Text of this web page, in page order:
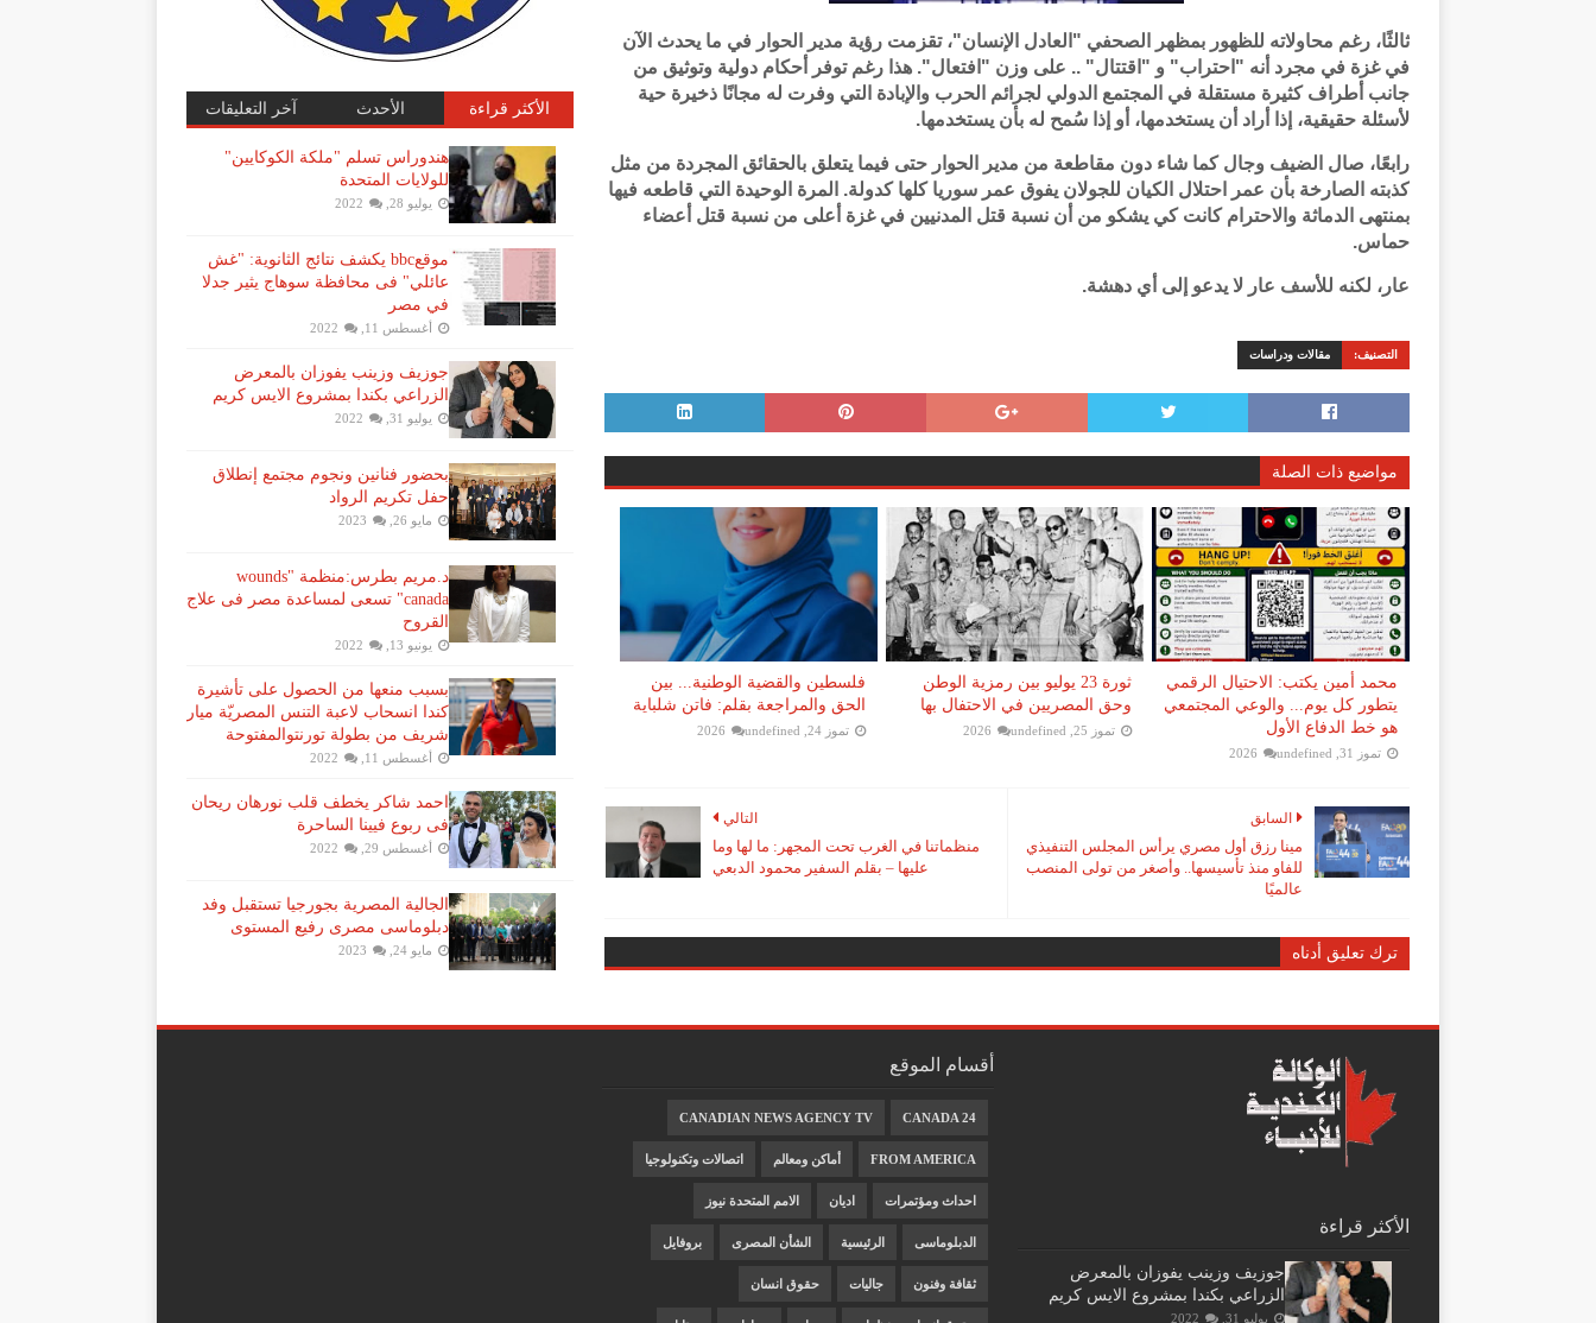
ثالثًا، رغم محاولاته للظهور بمظهر الصحفي "العادل الإنسان"، تقزمت رؤية مدير الحوار في ما يحدث الآن
في غزة في مجرد أنه "احتراب" و "اقتتال" .. على وزن "افتعال". هذا رغم توفر أحكام دولية وتوثيق من
جانب أطراف كثيرة مستقلة في المجتمع الدولي لجرائم الحرب والإبادة التي وفرت له مجانًا ذخيرة حية
لأسئلة حقيقية، إذا أراد أن يستخدمها، أو إذا سُمح له بأن يستخدمها.
رابعًا، صال الضيف وجال كما شاء دون مقاطعة من مدير الحوار حتى فيما يتعلق بالحقائق المجردة من مثل
كذبته الصارخة بأن عمر احتلال الكيان للجولان يفوق عمر سوريا كلها كدولة. المرة الوحيدة التي قاطعه فيها
بمنتهى الدماثة والاحترام كانت كي يشكو من أن نسبة قتل المدنيين في غزة أعلى من نسبة قتل أعضاء
حماس.
عار، لكنه للأسف عار لا يدعو إلى أي دهشة.
التصنيف: مقالات ودراسات
مواضيع ذات الصلة
محمد أمين يكتب: الاحتيال الرقمي
يتطور كل يوم... والوعي المجتمعي
هو خط الدفاع الأول
تموز 31, 2026 undefined
ثورة 23 يوليو بين رمزية الوطن
وحق المصريين في الاحتفال بها
تموز 25, 2026 undefined
فلسطين والقضية الوطنية... بين
الحق والمراجعة بقلم: فاتن شلباية
تموز 24, 2026 undefined
التالي
منظماتنا في الغرب تحت المجهر: ما لها وما
عليها – بقلم السفير محمود الدبعي
السابق
مينا رزق أول مصري يرأس المجلس التنفيذي
للفاو منذ تأسيسها.. وأصغر من تولى المنصب
عالميًا
ترك تعليق أدناه
الأكثر قراءة الأحدث آخر التعليقات
هندوراس تسلم "ملكة الكوكايين"
للولايات المتحدة
يوليو 28, 2022
موقعbbc يكشف نتائج الثانوية: "غش
عائلي" فى محافظة سوهاج يثير جدلا
في مصر
أغسطس 11, 2022
جوزيف وزينب يفوزان بالمعرض
الزراعي بكندا بمشروع الايس كريم
يوليو 31, 2022
بحضور فنانين ونجوم مجتمع إنطلاق
حفل تكريم الرواد
مايو 26, 2023
د.مريم بطرس:منظمة "wounds
canada" تسعى لمساعدة مصر فى علاج
القروح
يونيو 13, 2022
بسبب منعها من الحصول على تأشيرة
كندا انسحاب لاعبة ​التنس​ المصريّة ​ميار
شريف​ من بطولة ​تورنتو​المفتوحة
أغسطس 11, 2022
احمد شاكر يخطف قلب نورهان ريحان
فى ربوع فيينا الساحرة
أغسطس 29, 2022
الجالية المصرية بجورجيا تستقبل وفد
دبلوماسى مصرى رفيع المستوى
مايو 24, 2023
الأكثر قراءة
جوزيف وزينب يفوزان بالمعرض
الزراعي بكندا بمشروع الايس كريم
يوليو 31, 2022
أقسام الموقع
CANADA 24
CANADIAN NEWS AGENCY TV
FROM AMERICA أماكن ومعالم اتصالات وتكنولوجيا
احداث ومؤتمرات اديان الامم المتحدة نيوز
الدبلوماسى الرئيسية الشأن المصرى بروفايل
ثقافة وفنون جاليات حقوق انسان